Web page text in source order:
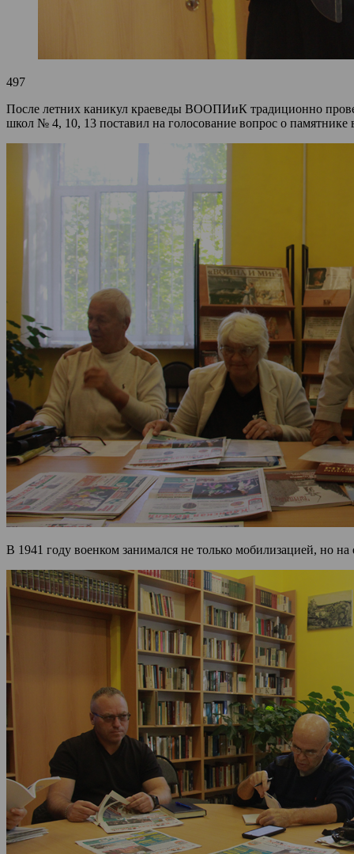
497
После летних каникул краеведы ВООПИиК традиционно
школ № 4, 10, 13 поставил на голосование вопрос о
В 1941 году военком занимался не только мобилизацией, но